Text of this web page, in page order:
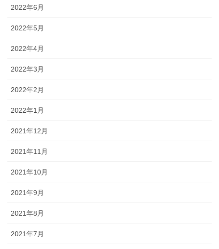
2022年6月
2022年5月
2022年4月
2022年3月
2022年2月
2022年1月
2021年12月
2021年11月
2021年10月
2021年9月
2021年8月
2021年7月